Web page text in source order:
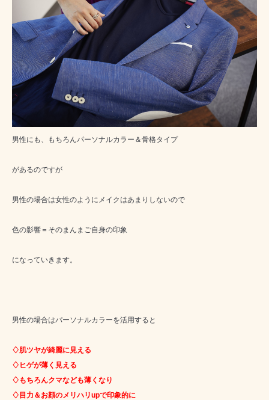
男性にも、もちろんパーソナルカラー＆骨格タイプ
があるのですが
男性の場合は女性のようにメイクはあまりしないので
色の影響＝そのまんまご自身の印象
になっていきます。
男性の場合はパーソナルカラーを活用すると
♢肌ツヤが綺麗に見える
♢ヒゲが薄く見える
♢もちろんクマなども薄くなり
♢目力＆お顔のメリハリupで印象的に